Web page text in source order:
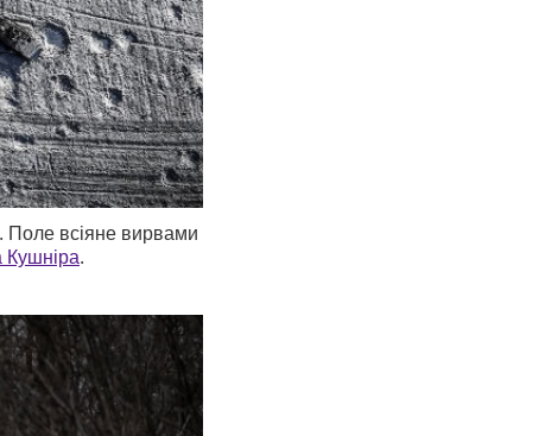
Поле всіяне вирвами
Кушніра.